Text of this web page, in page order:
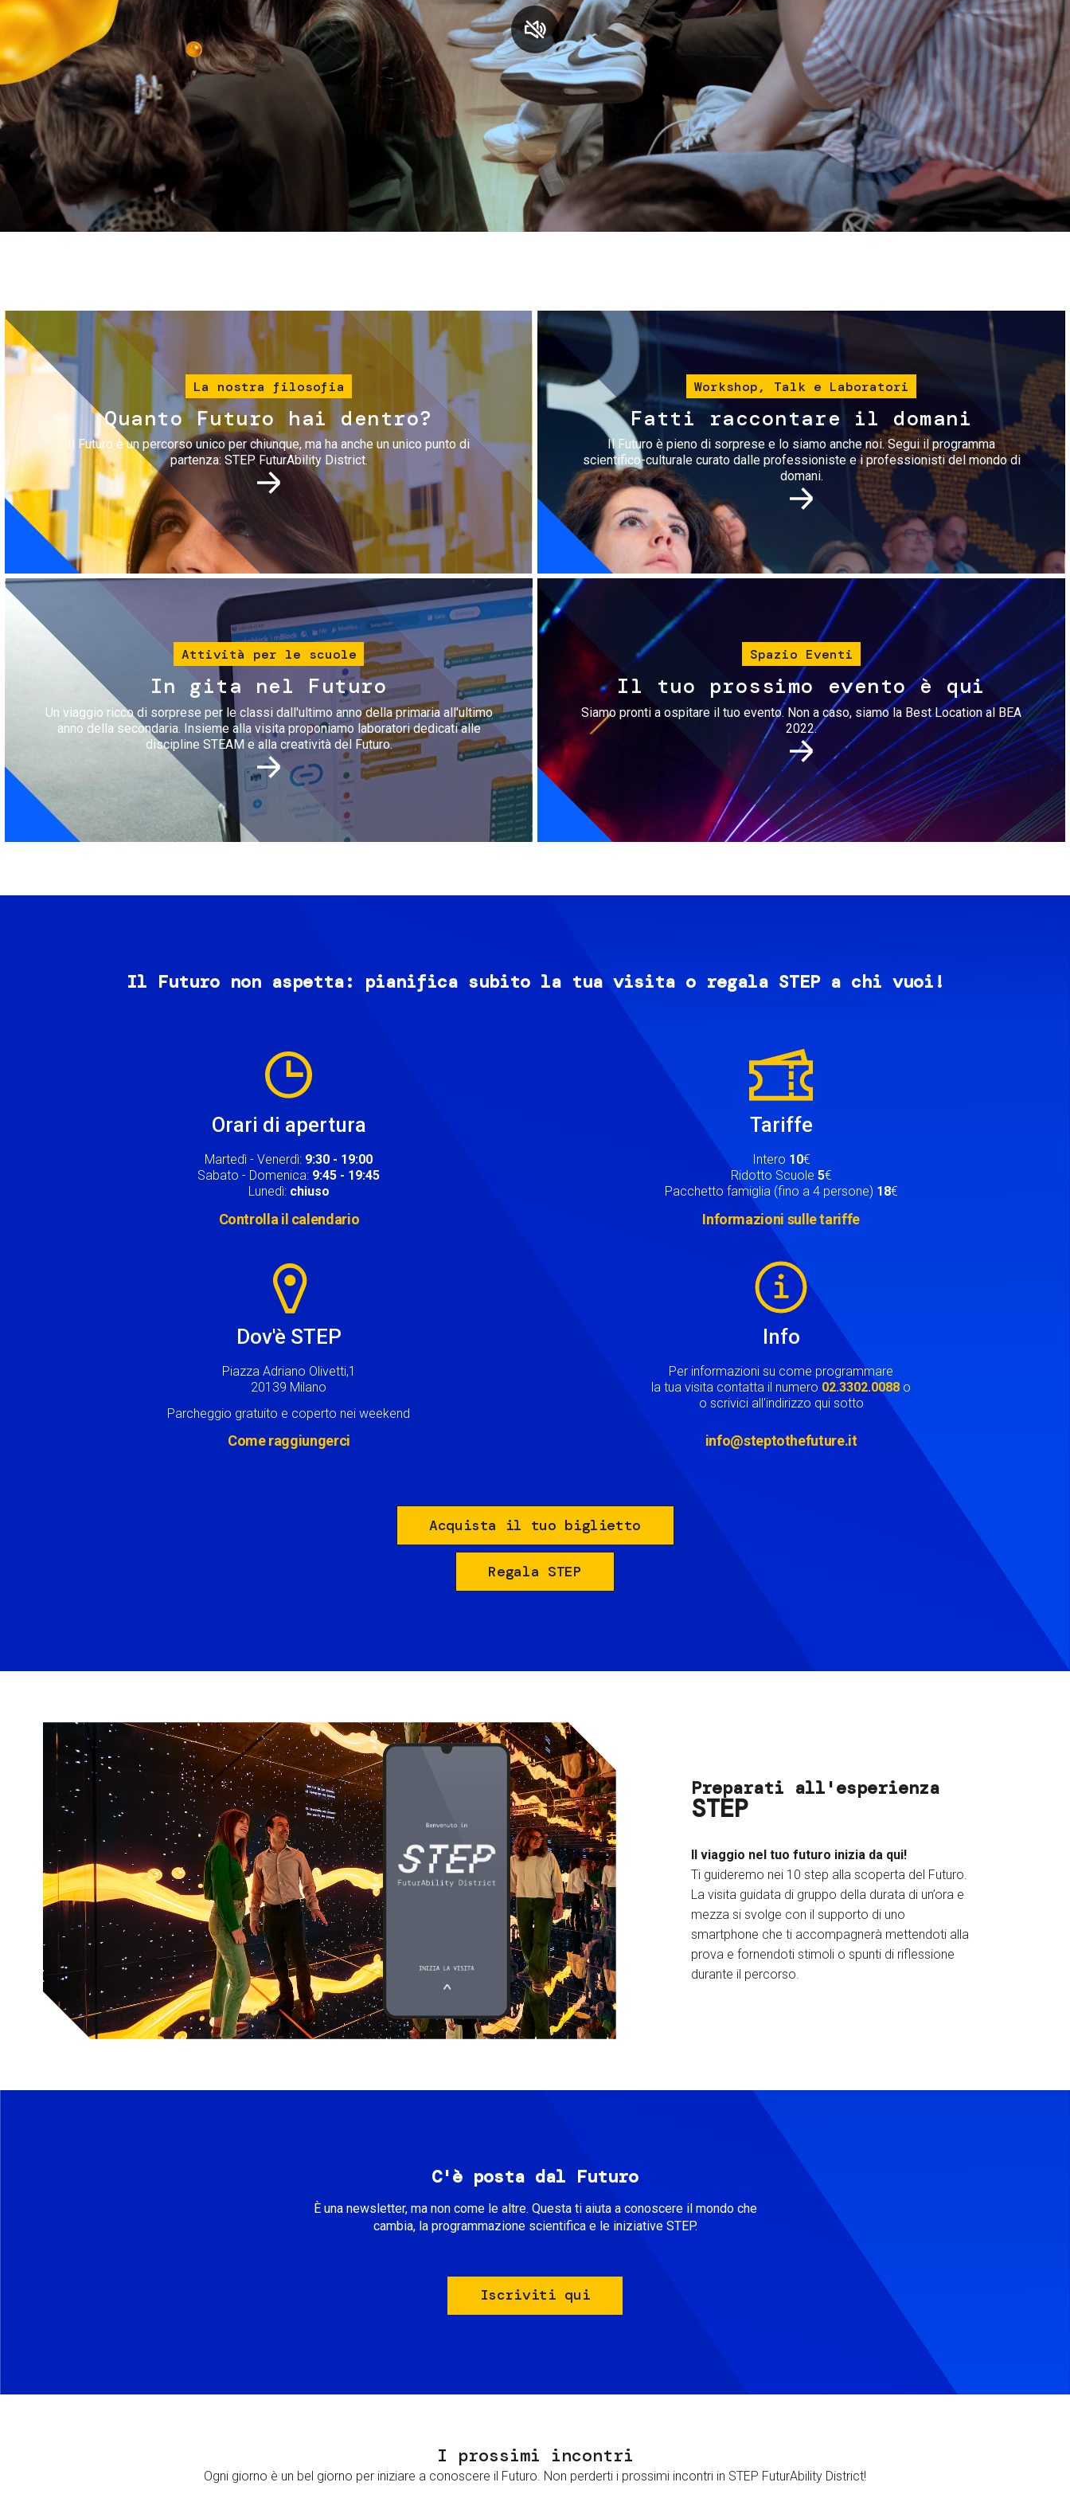
Servizi e accessibilità
Contatti
Biglietti
Immagine
La nostra filosofia
Quanto Futuro hai dentro?
Il Futuro è un percorso unico per chiunque, ma ha anche un unico punto di
partenza: STEP FuturAbility District.
Immagine
Workshop, Talk e Laboratori
Fatti raccontare il domani
Il Futuro è pieno di sorprese e lo siamo anche noi. Segui il programma
scientifico-culturale curato dalle professioniste e i professionisti del mondo di
domani.
Immagine
Attività per le scuole
In gita nel Futuro
Un viaggio ricco di sorprese per le classi dall'ultimo anno della primaria all'ultimo
anno della secondaria. Insieme alla visita proponiamo laboratori dedicati alle
discipline STEAM e alla creatività del Futuro.
Immagine
Spazio Eventi
Il tuo prossimo evento è qui
Siamo pronti a ospitare il tuo evento. Non a caso, siamo la Best Location al BEA
2022.
Il Futuro non aspetta: pianifica subito la tua visita o regala STEP a chi vuoi!
Orari di apertura
Martedì - Venerdì: 9:30 - 19:00
Sabato - Domenica: 9:45 - 19:45
Lunedì: chiuso
Controlla il calendario
Tariffe
Intero 10€
Ridotto Scuole 5€
Pacchetto famiglia (fino a 4 persone) 18€
Informazioni sulle tariffe
Dov'è STEP
Piazza Adriano Olivetti,1
20139 Milano
Parcheggio gratuito e coperto nei weekend
Come raggiungerci
Info
Per informazioni su come programmare
la tua visita contatta il numero 02.3302.0088 o
o scrivici all'indirizzo qui sotto
info@steptothefuture.it
Acquista il tuo biglietto
Regala STEP
Preparati all'esperienza
STEP
Il viaggio nel tuo futuro inizia da qui!
Ti guideremo nei 10 step alla scoperta del Futuro.
La visita guidata di gruppo della durata di un’ora e
mezza si svolge con il supporto di uno
smartphone che ti accompagnerà mettendoti alla
prova e fornendoti stimoli o spunti di riflessione
durante il percorso.
C'è posta dal Futuro
È una newsletter, ma non come le altre. Questa ti aiuta a conoscere il mondo che
cambia, la programmazione scientifica e le iniziative STEP.
Iscriviti qui
I prossimi incontri
Ogni giorno è un bel giorno per iniziare a conoscere il Futuro. Non perderti i prossimi incontri in STEP FuturAbility District!